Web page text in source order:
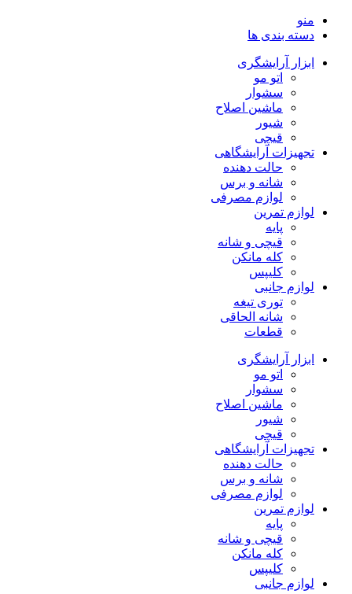
منو
دسته بندی ها
ابزار آرایشگری
اتو مو
سشوار
ماشین اصلاح
شیور
قیچی
تجهیزات آرایشگاهی
حالت دهنده
شانه و برس
لوازم مصرفی
لوازم تمرین
پایه
قیچی و شانه
کله مانکن
کلیپس
لوازم جانبی
توری تیغه
شانه الحاقی
قطعات
ابزار آرایشگری
اتو مو
سشوار
ماشین اصلاح
شیور
قیچی
تجهیزات آرایشگاهی
حالت دهنده
شانه و برس
لوازم مصرفی
لوازم تمرین
پایه
قیچی و شانه
کله مانکن
کلیپس
لوازم جانبی